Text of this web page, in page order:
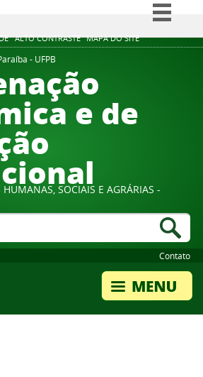
ALTO CONTRASTE MAPA DO SITE
Simplifique!
Participe
Acesso à informação
Legislação
- UFPB
e de
SOCIAIS E AGRÁRIAS -
Contato